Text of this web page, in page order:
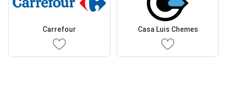
Carrefour Casa Luis Chemes